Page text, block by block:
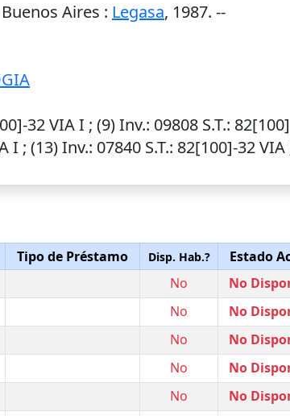
Buenos Aires : Legasa, 1987. --
32 VIA I ; (9)Inv.: 09808 S.T.:
I ; (13)Inv.: 07840 S.T.: 82[100]-32 VIA
Tipo de Préstamo Disp. Hab.? Estado
No No
No No
No No
No No
No No